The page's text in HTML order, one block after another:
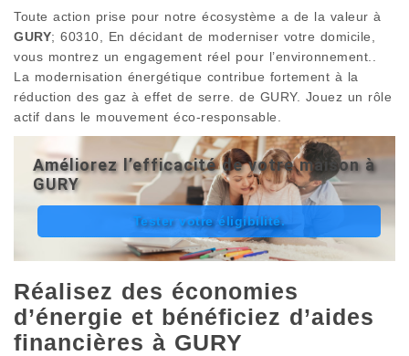
Toute action prise pour notre écosystème a de la valeur à
GURY; 60310, En décidant de moderniser votre domicile,
vous montrez un engagement réel pour l’environnement..
La modernisation énergétique contribue fortement à la
réduction des gaz à effet de serre. de GURY. Jouez un rôle
actif dans le mouvement éco-responsable.
Améliorez l’efficacité de votre maison à
GURY
Tester votre éligibilité.
Réalisez des économies
d’énergie et bénéficiez d’aides
financières à GURY